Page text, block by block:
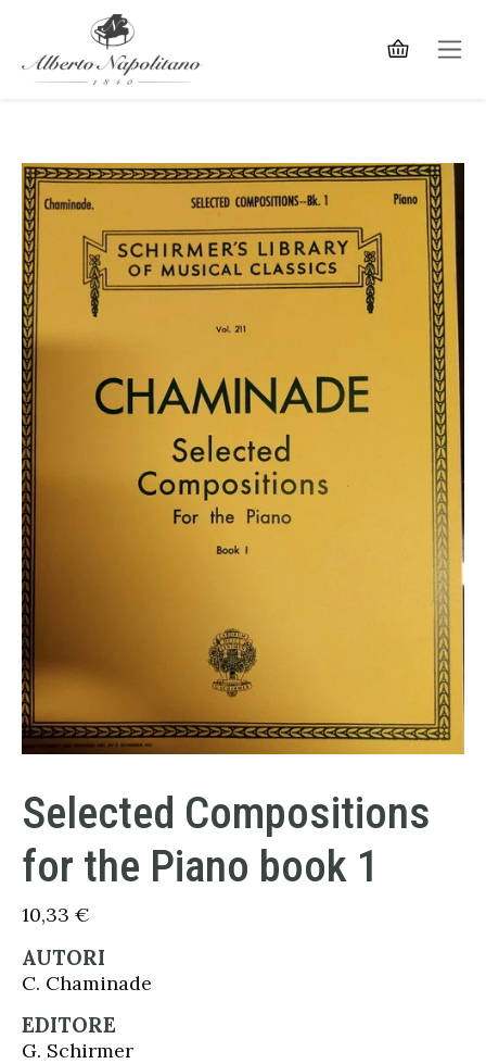
Selected Compositions
for the Piano book 1
10,33 €
AUTORI
C. Chaminade
EDITORE
G. Schirmer